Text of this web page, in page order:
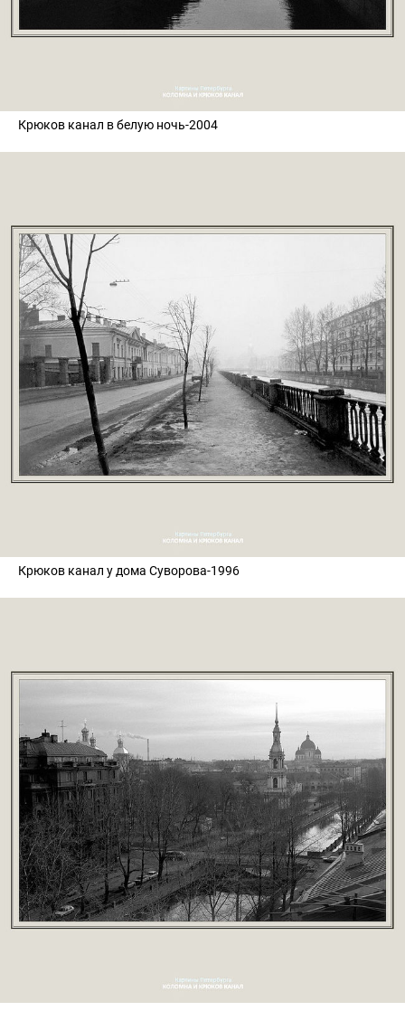
Крюков канал в белую ночь-2004
Крюков канал у дома Суворова-1996